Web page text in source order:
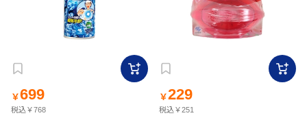
￥699
税込￥768
￥229
税込￥251